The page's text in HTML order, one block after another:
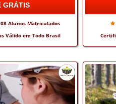
GRÁTIS
Alunos Matriculados
Válido em Todo Brasil